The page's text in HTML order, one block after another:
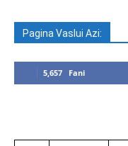
Pagina Vaslui Azi:
5,657 Fani